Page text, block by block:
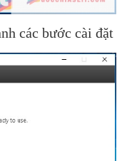
các bước cài đặt